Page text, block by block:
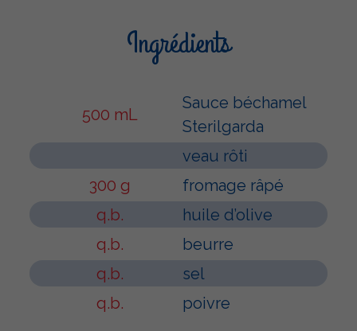
Ingrédients
500 mL
Sauce béchamel
Sterilgarda
veau rôti
300 g
fromage râpé
q.b.
huile d’olive
q.b.
beurre
q.b.
sel
q.b.
poivre